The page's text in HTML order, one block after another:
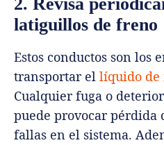
latiguillos de freno
Estos conductos son los
transportar el líquido de
Cualquier fuga o
puede provocar pérdida
fallas en el sistema.